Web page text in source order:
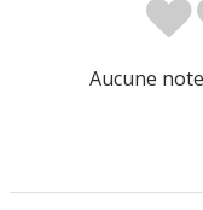
Aucune